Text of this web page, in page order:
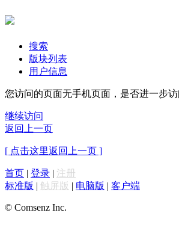
搜索
版块列表
用户信息
您访问的页面无手机页面，是否进一步访
继续访问
返回上一页
[ 点击这里返回上一页 ]
首页 | 登录 | 注册
标准版 | 触屏版 | 电脑版 | 客户端
© Comsenz Inc.